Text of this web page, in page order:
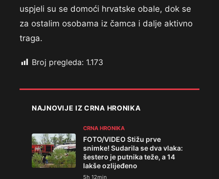
uspjeli su se domoći hrvatske obale, dok se
za ostalim osobama iz čamca i dalje aktivno
traga.
Broj pregleda: 1.173
NAJNOVIJE IZ CRNA HRONIKA
CRNA HRONIKA
FOTO/VIDEO Stižu prve
snimke! Sudarila se dva vlaka:
šestero je putnika teže, a 14
lakše ozlijeđeno
5h 12min